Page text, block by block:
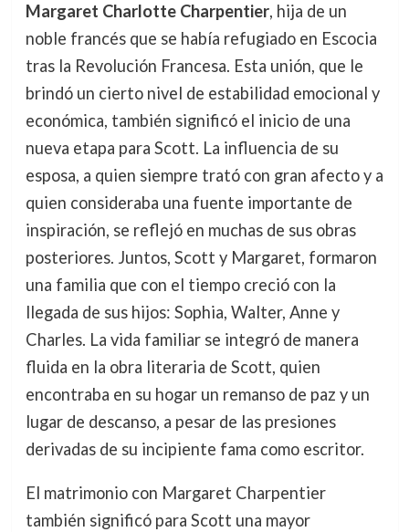
Margaret Charlotte Charpentier, hija de un
noble francés que se había refugiado en Escocia
tras la Revolución Francesa. Esta unión, que le
brindó un cierto nivel de estabilidad emocional y
económica, también significó el inicio de una
nueva etapa para Scott. La influencia de su
esposa, a quien siempre trató con gran afecto y a
quien consideraba una fuente importante de
inspiración, se reflejó en muchas de sus obras
posteriores. Juntos, Scott y Margaret, formaron
una familia que con el tiempo creció con la
llegada de sus hijos: Sophia, Walter, Anne y
Charles. La vida familiar se integró de manera
fluida en la obra literaria de Scott, quien
encontraba en su hogar un remanso de paz y un
lugar de descanso, a pesar de las presiones
derivadas de su incipiente fama como escritor.
El matrimonio con Margaret Charpentier
también significó para Scott una mayor